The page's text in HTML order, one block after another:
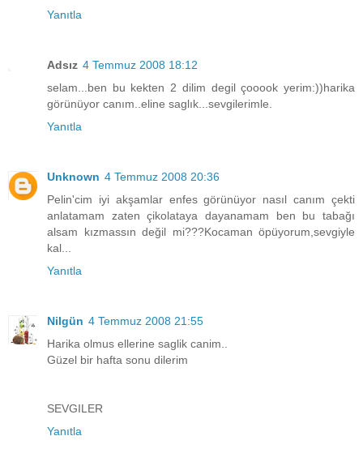
Yanıtla
Adsız 4 Temmuz 2008 18:12
selam...ben bu kekten 2 dilim degil çooook yerim:))harika
görünüyor canım..eline saglık...sevgilerimle.
Yanıtla
Unknown 4 Temmuz 2008 20:36
Pelin'cim iyi akşamlar enfes görünüyor nasıl canım çekti
anlatamam zaten çikolataya dayanamam ben bu tabağı
alsam kızmassın değil mi???Kocaman öpüyorum,sevgiyle
kal...
Yanıtla
Nilgün 4 Temmuz 2008 21:55
Harika olmus ellerine saglik canim..
Güzel bir hafta sonu dilerim
SEVGILER
Yanıtla